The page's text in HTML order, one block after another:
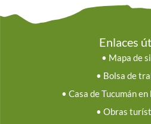
Enlaces
• Mapa de
• Bolsa de
• Casa de Tucumán
• Obras